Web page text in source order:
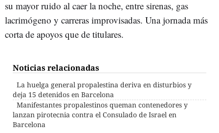
su mayor ruido al caer la noche, entre sirenas, gas
lacrimógeno y carreras improvisadas. Una jornada más
corta de apoyos que de titulares.
Noticias relacionadas
La huelga general propalestina deriva en disturbios y
deja 15 detenidos en Barcelona
Manifestantes propalestinos queman contenedores y
lanzan pirotecnia contra el Consulado de Israel en
Barcelona